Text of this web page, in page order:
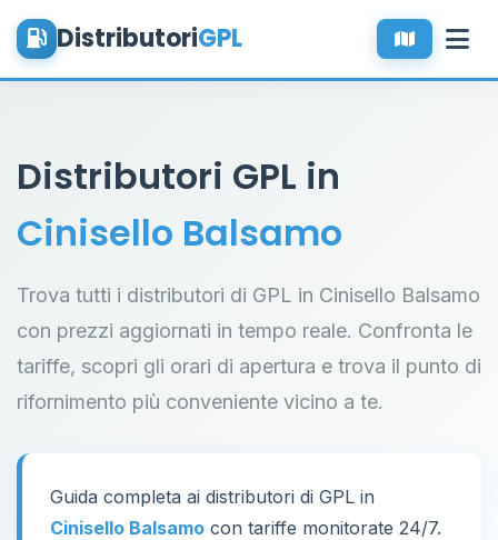
DistributoriGPL
Distributori GPL in
Cinisello Balsamo
Trova tutti i distributori di GPL in Cinisello Balsamo
con prezzi aggiornati in tempo reale. Confronta le
tariffe, scopri gli orari di apertura e trova il punto di
rifornimento più conveniente vicino a te.
Guida completa ai distributori di GPL in
Cinisello Balsamo con tariffe monitorate 24/7.